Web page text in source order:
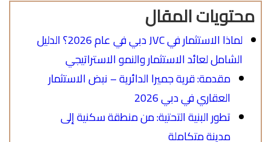
محتويات المقال
لماذا الاستثمار في JVC دبي في عام 2026؟ الدليل
الشامل لعائد الاستثمار والنمو الاستراتيجي
مقدمة: قرية جميرا الدائرية – نبض الاستثمار
العقاري في دبي 2026
تطور البنية التحتية: من منطقة سكنية إلى
مدينة متكاملة